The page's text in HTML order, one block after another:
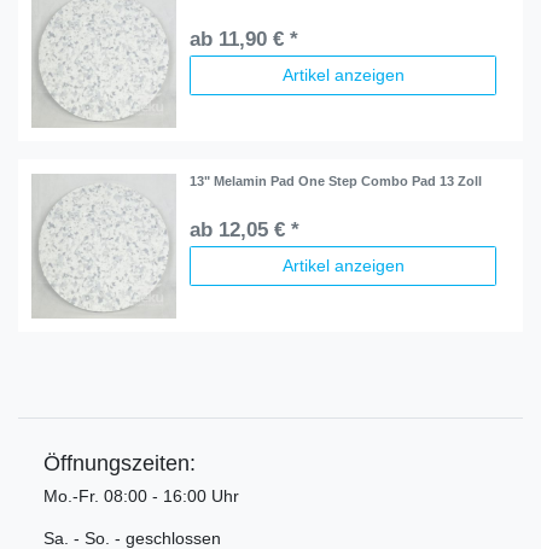
ab 11,90 € *
Artikel anzeigen
13" Melamin Pad One Step Combo Pad 13 Zoll
ab 12,05 € *
Artikel anzeigen
Öffnungszeiten:
Mo.-Fr. 08:00 - 16:00 Uhr
Sa. - So. - geschlossen